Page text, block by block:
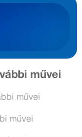
művei
művei
művei